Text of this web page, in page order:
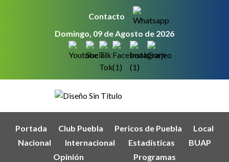
Contacto
Domingo, 09 de Agosto de 2026
Portada Club Puebla Pericos de Puebla
Local
Nacional
Internacional Estadísticas
BUAP
Opinión
Programas